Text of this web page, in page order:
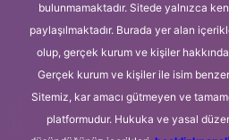
bulunmamaktadır. Sitede yalnızca
paylaşılmaktadır. Burada yer alan
olup, gerçek kurum ve kişiler hakkında
Gerçek kurum ve kişiler ile isim
Sitemiz, kar amacı gütmeyen ve
platformudur. Hukuka ve yasal